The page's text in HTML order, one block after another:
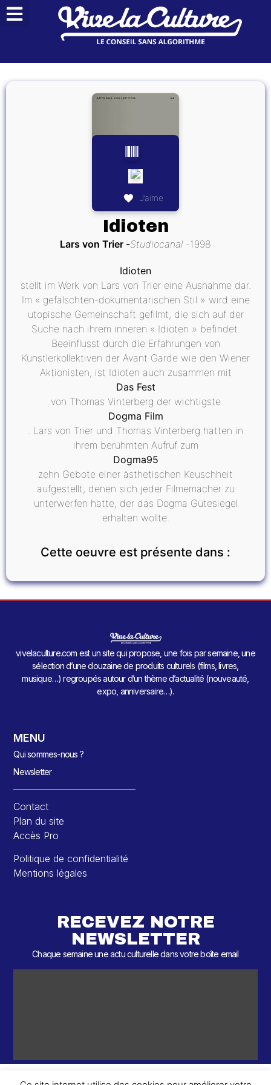
J’aime
Idioten
Lars von Trier Studiocanal 1998
Idioten
stellt im Werk von Lars von Trier eine Ausnahme dar.
Im « gefälschten-dokumentarischen Stil » wird eine
utopische Gemeinschaft gefilmt, die sich auf der
Suche nach ihrem inneren « Idioten » befindet.
Beeinflusst durch die Erfahrungen von
Künstlerkollektiven der Avant Garde wie den Wiener
Aktionisten, ist Idioten auch zusammen mit
Das Fest
von Thomas Vinterberg der wichtigste
Dogma Film
. Lars von Trier und Thomas Vinterberg hatten in
ihrem berühmten Aufruf zum
Dogma95
zehn Gebote einer ästhetischen Keuschheit
aufgestellt, denen sich jeder Filmemacher zu
unterwerfen hatte, der das Dogma Gütesiegel
erhalten wollte.
Cette oeuvre est présente dans :
vivelaculture.com est un site qui propose, une fois par semaine, une
sélection d’une douzaine de produits culturels (films, livres,
musique…) regroupés autour d’un thème d’actualité (nouveauté,
expo, anniversaire…).
MENU
Qui sommes-nous ?
Newsletter
Contact
Plan du site
Accès Pro
Politique de confidentialité
Mentions légales
RECEVEZ NOTRE
NEWSLETTER
Chaque semaine une actu culturelle dans votre boîte email